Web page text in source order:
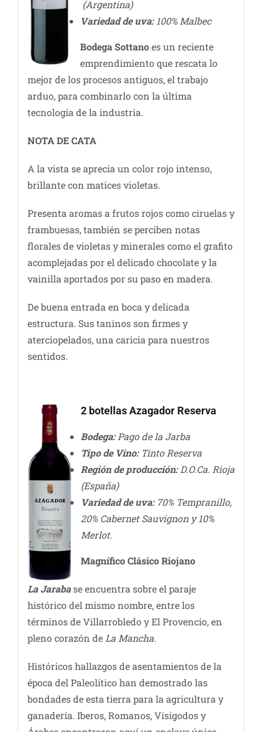
(Argentina)
Variedad de uva:100% Malbec
Bodega Sottanoes un reciente
emprendimiento que rescata lo
mejor de los procesos antiguos, el trabajo
arduo, para combinarlo con la última
tecnología de la industria.
NOTA DE CATA
A la vista se aprecia un color rojo intenso,
brillante con matices violetas.
Presenta aromas a frutos rojos como ciruelas y
frambuesas, también se perciben notas
florales de violetas y minerales como el grafito
acomplejadas por el delicado chocolate y la
vainilla aportados por su paso en madera.
De buena entrada en boca y delicada
estructura. Sus taninos son firmes y
aterciopelados, una caricia para nuestros
sentidos.
2 botellas Azagador Reserva
Bodega:Pago de la Jarba
Tipo de Vino:Tinto Reserva
Región de producción:D.O.Ca. Rioja
(España)
Variedad de uva:70% Tempranillo,
20% Cabernet Sauvignon y 10%
Merlot.
Magnífico Clásico Riojano
La Jarabase encuentra sobre el paraje
histórico del mismo nombre, entre los
términos de Villarrobledo y El Provencio, en
pleno corazón de La Mancha.
Históricos hallazgos de asentamientos de la
época del Paleolítico han demostrado las
bondades de esta tierra para la agricultura y
ganadería. Iberos, Romanos, Visigodos y